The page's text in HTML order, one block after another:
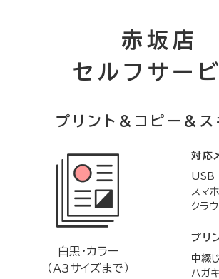
赤坂店
セルフサー
プリント&コピー&ス
白黒・カラー
（A3サイズまで）
対応
USB
スマホ
クラ
プリ
中綴じ
ハガ